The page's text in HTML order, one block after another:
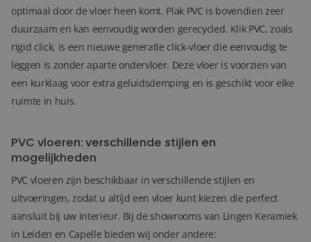
optimaal door de vloer heen komt. Plak PVC is bovendien zeer
duurzaam en kan eenvoudig worden gerecycled. Klik PVC, zoals
rigid click, is een nieuwe generatie click-vloer die eenvoudig te
leggen is zonder aparte ondervloer. Deze vloer is voorzien van
een kurklaag voor extra geluidsdemping en is geschikt voor elke
ruimte in huis.
PVC vloeren: verschillende stijlen en
mogelijkheden
PVC vloeren zijn beschikbaar in verschillende stijlen en
uitvoeringen, zodat u altijd een vloer kunt kiezen die perfect
aansluit bij uw interieur. Bij de showrooms van Lingen Keramiek
in Leiden en Capelle bieden wij onder andere: